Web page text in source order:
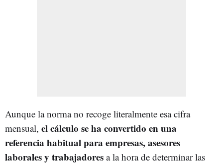
Aunque la norma no recoge literalmente esa cifra
mensual, el cálculo se ha convertido en una
referencia habitual para empresas, asesores
laborales y trabajadores a la hora de determinar las